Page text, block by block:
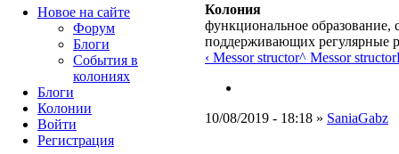
Колония
функциональное образование,
поддерживающих регулярные
‹ Messor structor^ Messor structor
10/08/2019 - 18:18 » SaniaGabz
Новое на сайте
Форум
Блоги
События в
колониях
Блоги
Колонии
Войти
Peгиcтpaция